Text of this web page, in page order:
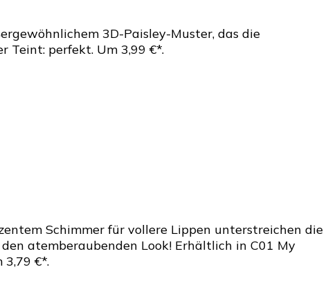
3D-Paisley-Muster, das die
Teint: perfekt. Um 3,99 €*.
Schimmer für vollere Lippen unterstreichen die
atemberaubenden Look! Erhältlich in C01 My
3,79 €*.